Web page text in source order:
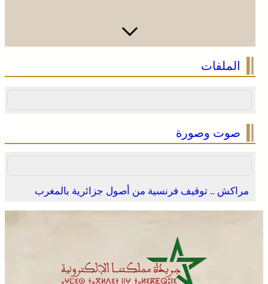
الملفات
صوت وصورة
مراكش .. توقيف فرنسية من أصول جزائرية بالمغرب